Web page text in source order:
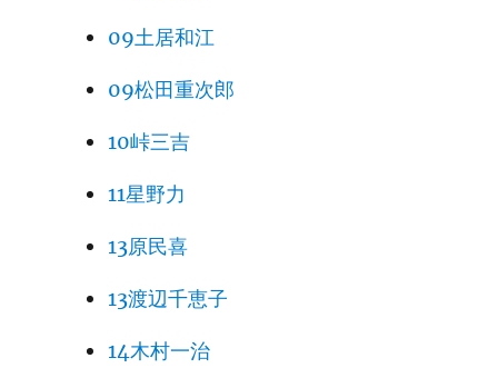
09土居和江
09松田重次郎
10峠三吉
11星野力
13原民喜
13渡辺千恵子
14木村一治